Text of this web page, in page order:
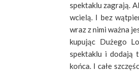
spektaklu zagrają.
wcielą. I bez
wraz z nimi ważna
kupując Dużego
spektaklu i dodają
końca. I całe